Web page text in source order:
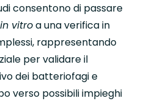
consentono di passare
in vitroa una verifica in
rappresentando
per validare il
dei batteriofagi e
verso possibili impieghi